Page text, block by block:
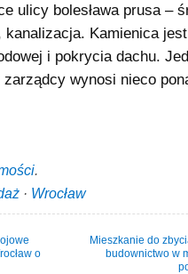
ulicy bolesława prusa –
kanalizacja. Kamienica jest
i pokrycia dachu.
wynosi nieco
.
· Wrocław
o
Mieszkanie do
budownictwo w